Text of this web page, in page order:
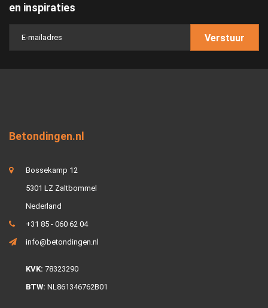
en inspiraties
Verstuur
Betondingen.nl
Bossekamp 12
5301 LZ Zaltbommel
Nederland
+31 85 - 060 62 04
info@betondingen.nl
KVK: 78323290
BTW: NL861346762B01